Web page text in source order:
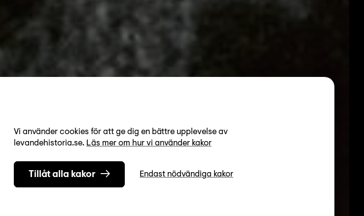
Vi använder cookies för att ge dig en bättre upplevelse av
levandehistoria.se. Läs mer om hur vi använder kakor
Tillåt alla kakor Endast nödvändiga kakor